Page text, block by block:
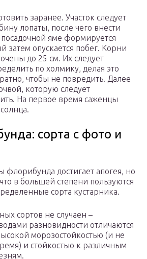
заранее. Участок следует
лопаты, после чего внести
яме формируется
затем опускается побег. Корни
до 25 см. Их следует
по холмику, делая это
чтобы не повредить. Далее
которую следует
На первое время саженцы
сорта c фото и
флорибунда достигает апогея, но
в большей степени пользуются
сорта кустарника.
сортов не случаен –
разновидности отличаются
морозостойкостью (и не
и стойкостью к различным